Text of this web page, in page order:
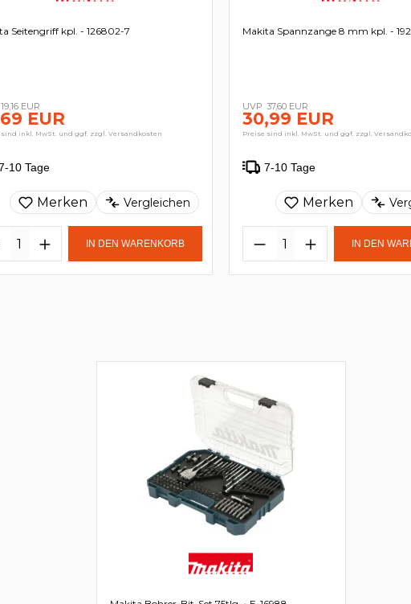
Seitengriff kpl. - 126802-7
19,16 EUR
EUR
sind inkl. MwSt. und ggf. zzgl. Versandkosten
10 Tage
Merken Vergleichen
IN DEN WARENKORB
Makita Spannzange 8 mm kpl. -
37,60 EUR
30,99 EUR
Preise sind inkl. MwSt. und ggf. zzgl.
7-10 Tage
Merken
IN DEN